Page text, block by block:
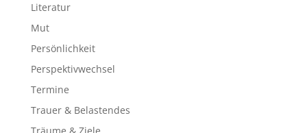
Literatur
Mut
Persönlichkeit
Perspektivwechsel
Termine
Trauer & Belastendes